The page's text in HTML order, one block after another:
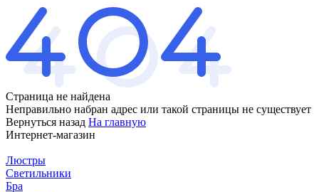
Страница не найдена
Неправильно набран адрес или такой страницы не существует
Вернуться назад На главную
Интернет-магазин
Люстры
Светильники
Бра